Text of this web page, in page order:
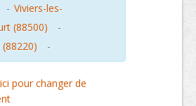
- Viviers-les-
(88500)
-
-
pour changer de